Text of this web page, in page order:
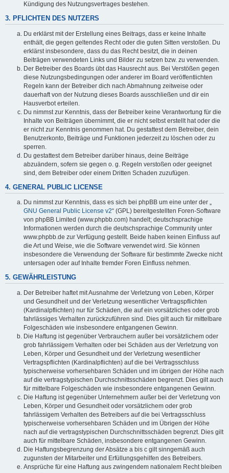
Kündigung des Nutzungsvertrages bestehen.
3. PFLICHTEN DES NUTZERS
Du erklärst mit der Erstellung eines Beitrags, dass er keine Inhalte
enthält, die gegen geltendes Recht oder die guten Sitten verstoßen. Du
erklärst insbesondere, dass du das Recht besitzt, die in deinen
Beiträgen verwendeten Links und Bilder zu setzen bzw. zu verwenden.
Der Betreiber des Boards übt das Hausrecht aus. Bei Verstößen gegen
diese Nutzungsbedingungen oder anderer im Board veröffentlichten
Regeln kann der Betreiber dich nach Abmahnung zeitweise oder
dauerhaft von der Nutzung dieses Boards ausschließen und dir ein
Hausverbot erteilen.
Du nimmst zur Kenntnis, dass der Betreiber keine Verantwortung für die
Inhalte von Beiträgen übernimmt, die er nicht selbst erstellt hat oder die
er nicht zur Kenntnis genommen hat. Du gestattest dem Betreiber, dein
Benutzerkonto, Beiträge und Funktionen jederzeit zu löschen oder zu
sperren.
Du gestattest dem Betreiber darüber hinaus, deine Beiträge
abzuändern, sofern sie gegen o. g. Regeln verstoßen oder geeignet
sind, dem Betreiber oder einem Dritten Schaden zuzufügen.
4. GENERAL PUBLIC LICENSE
Du nimmst zur Kenntnis, dass es sich bei phpBB um eine unter der „
GNU General Public License v2“ (GPL) bereitgestellten Foren-Software
von phpBB Limited (www.phpbb.com) handelt; deutschsprachige
Informationen werden durch die deutschsprachige Community unter
www.phpbb.de zur Verfügung gestellt. Beide haben keinen Einfluss auf
die Art und Weise, wie die Software verwendet wird. Sie können
insbesondere die Verwendung der Software für bestimmte Zwecke nicht
untersagen oder auf Inhalte fremder Foren Einfluss nehmen.
5. GEWÄHRLEISTUNG
Der Betreiber haftet mit Ausnahme der Verletzung von Leben, Körper
und Gesundheit und der Verletzung wesentlicher Vertragspflichten
(Kardinalpflichten) nur für Schäden, die auf ein vorsätzliches oder grob
fahrlässiges Verhalten zurückzuführen sind. Dies gilt auch für mittelbare
Folgeschäden wie insbesondere entgangenen Gewinn.
Die Haftung ist gegenüber Verbrauchern außer bei vorsätzlichem oder
grob fahrlässigem Verhalten oder bei Schäden aus der Verletzung von
Leben, Körper und Gesundheit und der Verletzung wesentlicher
Vertragspflichten (Kardinalpflichten) auf die bei Vertragsschluss
typischerweise vorhersehbaren Schäden und im übrigen der Höhe nach
auf die vertragstypischen Durchschnittsschäden begrenzt. Dies gilt auch
für mittelbare Folgeschäden wie insbesondere entgangenen Gewinn.
Die Haftung ist gegenüber Unternehmern außer bei der Verletzung von
Leben, Körper und Gesundheit oder vorsätzlichem oder grob
fahrlässigem Verhalten des Betreibers auf die bei Vertragsschluss
typischerweise vorhersehbaren Schäden und im Übrigen der Höhe
nach auf die vertragstypischen Durchschnittsschäden begrenzt. Dies gilt
auch für mittelbare Schäden, insbesondere entgangenen Gewinn.
Die Haftungsbegrenzung der Absätze a bis c gilt sinngemäß auch
zugunsten der Mitarbeiter und Erfüllungsgehilfen des Betreibers.
Ansprüche für eine Haftung aus zwingendem nationalem Recht bleiben